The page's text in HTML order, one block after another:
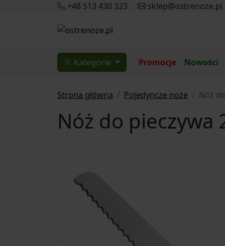
+48 513 430 323 sklep@ostrenoze.pl
Kategorie Promocje Nowości
Strona główna Pojedyncze noże Nóż
Nóż do pieczywa